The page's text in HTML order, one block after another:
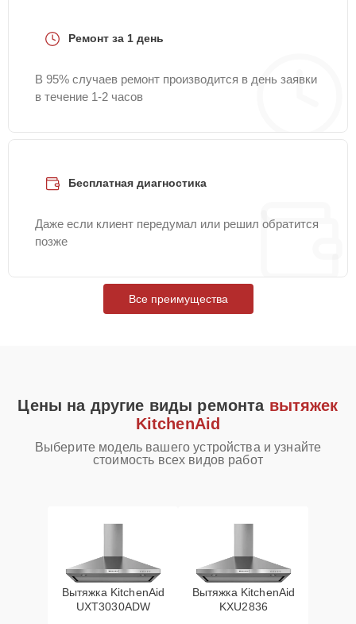
Ремонт за 1 день
В 95% случаев ремонт производится в день заявки
в течение 1-2 часов
Бесплатная диагностика
Даже если клиент передумал или решил обратится
позже
Все преимущества
Цены на другие виды ремонта вытяжек
KitchenAid
Выберите модель вашего устройства и узнайте
стоимость всех видов работ
Вытяжка KitchenAid
UXT3030ADW
Вытяжка KitchenAid
KXU2836